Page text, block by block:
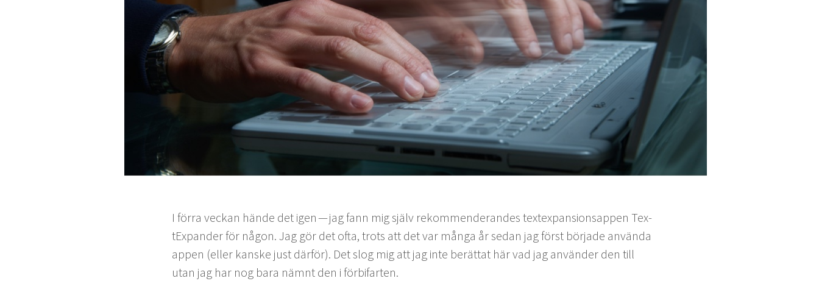
I för­ra veck­an hände det igen — jag fann mig själv rek­om­menderan­des tex­tex­pan­sion­sap­pen Tex­
tEx­pander för någon. Jag gör det ofta, trots att det var mån­ga år sedan jag först bör­jade använ­da
appen (eller kanske just där­för). Det slog mig att jag inte berät­tat här vad jag använ­der den till
utan jag har nog bara näm­nt den i förbifarten.